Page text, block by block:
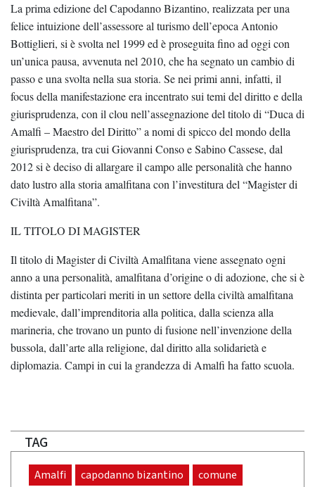
La prima edizione del Capodanno Bizantino, realizzata per una
felice intuizione dell’assessore al turismo dell’epoca Antonio
Bottiglieri, si è svolta nel 1999 ed è proseguita fino ad oggi con
un’unica pausa, avvenuta nel 2010, che ha segnato un cambio di
passo e una svolta nella sua storia. Se nei primi anni, infatti, il
focus della manifestazione era incentrato sui temi del diritto e della
giurisprudenza, con il clou nell’assegnazione del titolo di “Duca di
Amalfi – Maestro del Diritto” a nomi di spicco del mondo della
giurisprudenza, tra cui Giovanni Conso e Sabino Cassese, dal
2012 si è deciso di allargare il campo alle personalità che hanno
dato lustro alla storia amalfitana con l’investitura del “Magister di
Civiltà Amalfitana”.
IL TITOLO DI MAGISTER
Il titolo di Magister di Civiltà Amalfitana viene assegnato ogni
anno a una personalità, amalfitana d’origine o di adozione, che si è
distinta per particolari meriti in un settore della civiltà amalfitana
medievale, dall’imprenditoria alla politica, dalla scienza alla
marineria, che trovano un punto di fusione nell’invenzione della
bussola, dall’arte alla religione, dal diritto alla solidarietà e
diplomazia. Campi in cui la grandezza di Amalfi ha fatto scuola.
TAG
Amalfi capodanno bizantino comune